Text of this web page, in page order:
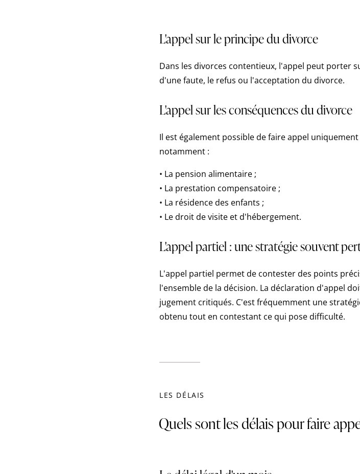
L'appel sur le principe du divorce
Dans les divorces contentieux, l'appel peut porter
d'une faute, le refus ou l'acceptation du divorce.
L'appel sur les conséquences du divorce
Il est également possible de faire appel
notamment :
• La pension alimentaire ;
• La prestation compensatoire ;
• La résidence des enfants ;
• Le droit de visite et d'hébergement.
L'appel partiel : une stratégie souvent
L'appel partiel permet de contester des points
l'ensemble de la décision. La déclaration d'appel
jugement critiqués. C'est fréquemment une
obtenu tout en contestant ce qui pose difficulté.
LES DÉLAIS
Quels sont les délais pour faire